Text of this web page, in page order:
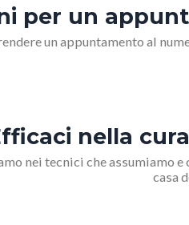
per un
un appuntamento al
nella
nei tecnici che assumiamo e
casa